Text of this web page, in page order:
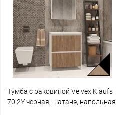
Купить в 1 клик Сравнение
В избранное Под заказ
Тумба с раковиной Velvex Klaufs
70.2Y черная, шатанэ, напольная